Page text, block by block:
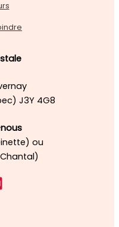
J3Y 4G8
ou